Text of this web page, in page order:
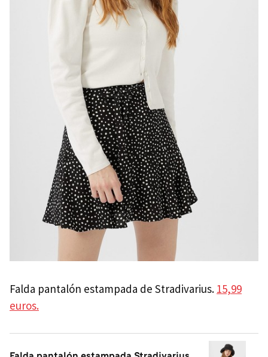
Falda pantalón estampada de Stradivarius. 15,99
euros.